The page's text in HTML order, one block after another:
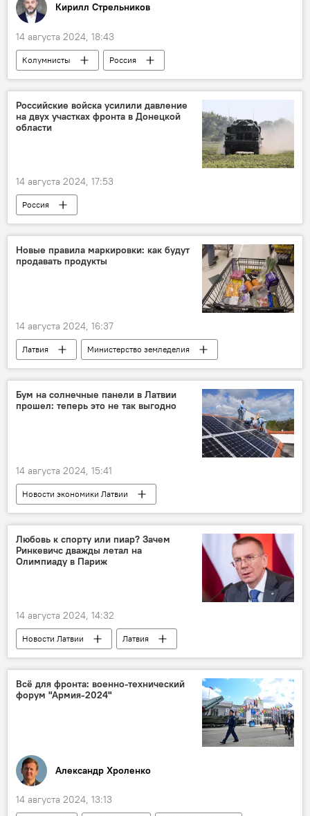
Кирилл Стрельников
14 августа 2024, 18:43
Колумнисты
Россия
Дональд Трамп
Илон Маск
Российские войска усилили давление
на двух участках фронта в Донецкой
области
14 августа 2024, 17:53
Россия
Операция по демилитаризации Украины
военная операция
Новые правила маркировки: как будут
продавать продукты
14 августа 2024, 16:37
Латвия
Министерство земледелия
население
магазины
товары
Бум на солнечные панели в Латвии
прошел: теперь это не так выгодно
14 августа 2024, 15:41
Новости экономики Латвии
солнечные батареи
электроэнергия
Любовь к спорту или пиар? Зачем
Ринкевичс дважды летал на
Олимпиаду в Париж
14 августа 2024, 14:32
Новости Латвии
Латвия
Эдгарс Ринкевичс
Олимпиада
Всё для фронта: военно-технический
форум "Армия-2024"
Александр Хроленко
14 августа 2024, 13:13